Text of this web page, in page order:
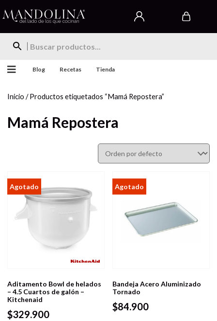
Blog Recetas Tienda
Inicio / Productos etiquetados “Mamá Repostera”
Mamá Repostera
Aditamento Bowl de helados
– 4.5 Cuartos de galón –
Kitchenaid
$329.900
Bandeja Acero Aluminizado
Tornado
$84.900